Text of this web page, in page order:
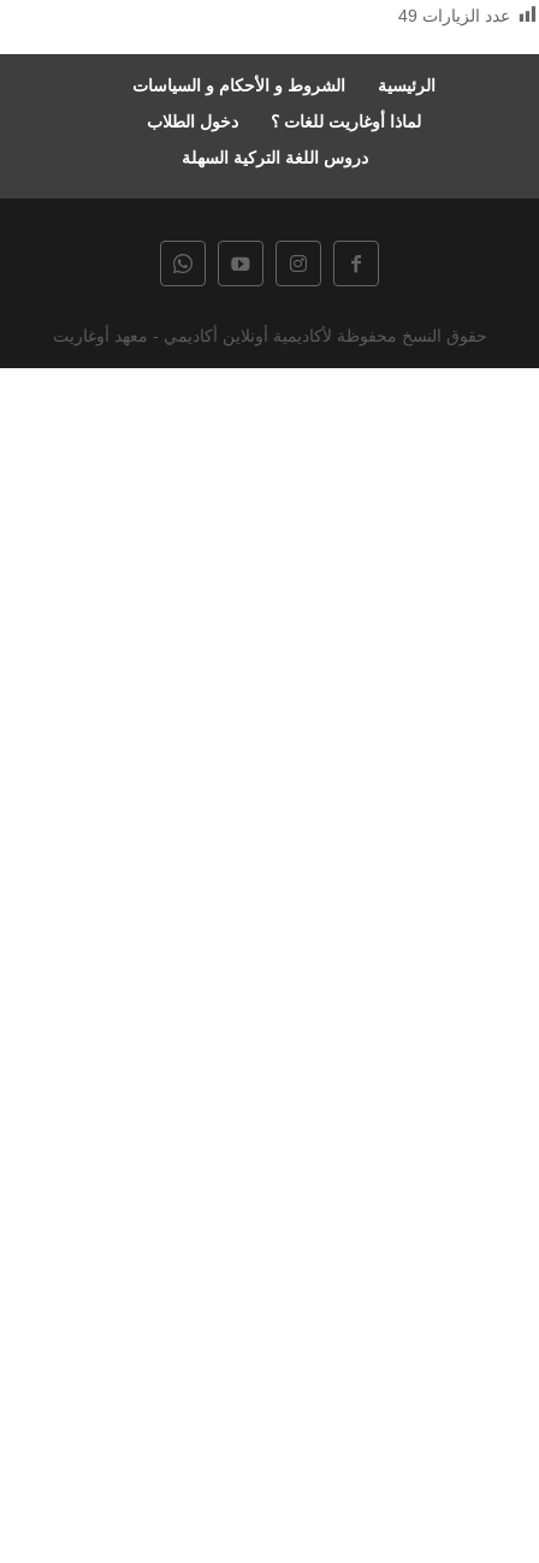
عدد الزيارات 49
الرئيسية
الشروط و الأحكام و السياسات
لماذا أوغاريت للغات ؟
دخول الطلاب
دروس اللغة التركية السهلة
حقوق النسخ محفوظة لأكاديمية أونلاين أكاديمي - معهد أوغاريت